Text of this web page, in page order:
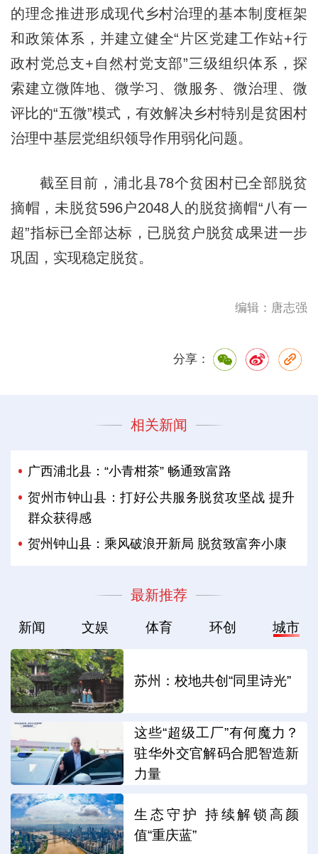
的理念推进形成现代乡村治理的基本制度框架
和政策体系，并建立健全“片区党建工作站+行
政村党总支+自然村党支部”三级组织体系，探
索建立微阵地、微学习、微服务、微治理、微
评比的“五微”模式，有效解决乡村特别是贫困村
治理中基层党组织领导作用弱化问题。
截至目前，浦北县78个贫困村已全部脱贫
摘帽，未脱贫596户2048人的脱贫摘帽“八有一
超”指标已全部达标，已脱贫户脱贫成果进一步
巩固，实现稳定脱贫。
编辑：唐志强
分享：
相关新闻
广西浦北县：“小青柑茶” 畅通致富路
贺州市钟山县：打好公共服务脱贫攻坚战 提升
群众获得感
贺州钟山县：乘风破浪开新局 脱贫致富奔小康
最新推荐
新闻 文娱 体育 环创 城市
苏州：校地共创“同里诗光”
这些“超级工厂”有何魔力？
驻华外交官解码合肥智造新
力量
生态守护 持续解锁高颜
值“重庆蓝”